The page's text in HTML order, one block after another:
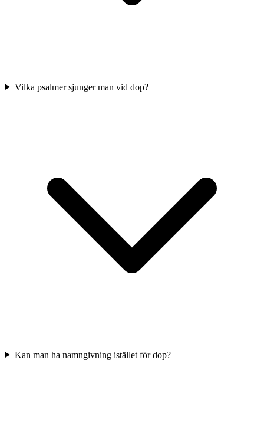
Vilka psalmer sjunger man vid dop?
Kan man ha namngivning istället för dop?